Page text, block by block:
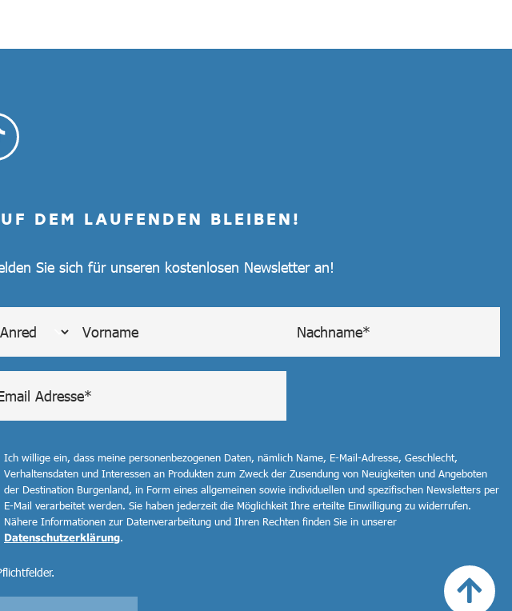
DEM LAUFENDEN BLEIBEN!
Sie sich für unseren kostenlosen Newsletter an!
Ich willige ein, dass meine personenbezogenen Daten, nämlich Name, E-Mail-Adresse, Geschlecht,
Verhaltensdaten und Interessen an Produkten zum Zweck der Zusendung von Neuigkeiten und Angeboten
der Destination Burgenland, in Form eines allgemeinen sowie individuellen und spezifischen Newsletters per
E-Mail verarbeitet werden. Sie haben jederzeit die Möglichkeit Ihre erteilte Einwilligung zu widerrufen.
Nähere Informationen zur Datenverarbeitung und Ihren Rechten finden Sie in unserer
Datenschutzerklärung.